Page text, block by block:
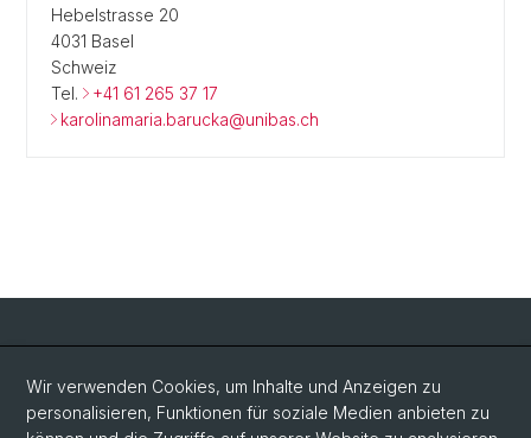
Hebelstrasse 20
4031 Basel
Schweiz
Tel.
+41 61 265 37 17
karolinamaria.barucka@unibas.ch
Social Media
LinkedIn
Wir verwenden Cookies, um Inhalte und Anzeigen zu
personalisieren, Funktionen für soziale Medien anbieten zu